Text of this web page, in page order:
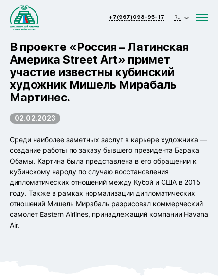
+7(967)098-95-17 Ru
В проекте «Россия – Латинская
Америка Street Art» примет
участие известны кубинский
художник Мишель Мирабаль
Мартинес.
02.02.2023
Среди наиболее заметных заслуг в карьере художника —
создание работы по заказу бывшего президента Барака
Обамы. Картина была представлена в его обращении к
кубинскому народу по случаю восстановления
дипломатических отношений между Кубой и США в 2015
году. Также в рамках нормализации дипломатических
отношений Мишель Мирабаль разрисовал коммерческий
самолет Eastern Airlines, принадлежащий компании Havana
Air.